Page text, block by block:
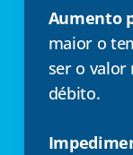
Aumento
maior o
ser o valor
débito.